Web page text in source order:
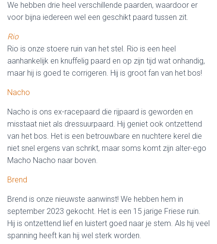
We hebben drie heel verschillende paarden, waardoor er
voor bijna iedereen wel een geschikt paard tussen zit.
Rio
Rio is onze stoere ruin van het stel. Rio is een heel
aanhankelijk en knuffelig paard en op zijn tijd wat onhandig,
maar hij is goed te corrigeren. Hij is groot fan van het bos!
Nacho
Nacho is ons ex-racepaard die rijpaard is geworden en
misstaat niet als dressuurpaard. Hij geniet ook ontzettend
van het bos. Het is een betrouwbare en nuchtere kerel die
niet snel ergens van schrikt, maar soms komt zijn alter-ego
Macho Nacho naar boven.
Brend
Brend is onze nieuwste aanwinst! We hebben hem in
september 2023 gekocht. Het is een 15 jarige Friese ruin.
Hij is ontzettend lief en luistert goed naar je stem. Als hij veel
spanning heeft kan hij wel sterk worden.